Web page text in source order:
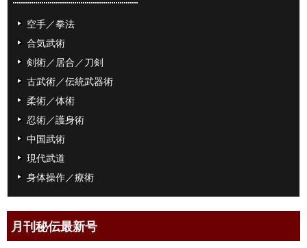
空手／拳法
合気武術
剣術／居合／刀剣
古武術／伝統武器術
柔術／体術
忍術／護身術
中国武術
現代武道
身体操作／療術
月刊秘伝最新号